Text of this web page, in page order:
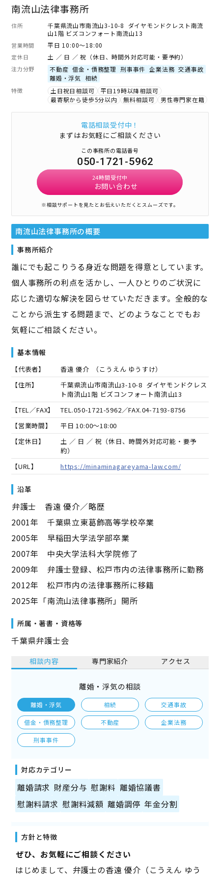
南流山法律事務所
住所
千葉県流山市南流山3-10-8 ダイヤモンドクレスト南流
山1階 ビズコンフォート南流山13
営業時間 平日 10:00～18:00
定休日 土 ／ 日 ／ 祝（休日、時間外対応可能・要予約）
注力分野 不動産 借金・債務整理 刑事事件 企業法務 交通事故
離婚・浮気
相続
特徴 土日祝日相談可
平日19時以降相談可
最寄駅から徒歩5分以内
無料相談可 男性専門家在籍
電話相談受付中！
まずはお気軽にご相談ください
この事務所の電話番号
050-1721-5962
24時間受付中
お問い合わせ
※相談サポートを見たとお伝えいただくとスムーズです。
南流山法律事務所の概要
事務所紹介
誰にでも起こりうる身近な問題を得意としています。
個人事務所の利点を活かし、一人ひとりのご状況に
応じた適切な解決を図らせていただきます。全般的な
ことから派生する問題まで、どのようなことでもお
気軽にご相談ください。
基本情報
【代表者】 香遠 優介 （こうえん ゆうすけ）
【住所】
千葉県流山市南流山3-10-8 ダイヤモンドクレス
ト南流山1階 ビズコンフォート南流山13
【TEL／FAX】
TEL.050-1721-5962／FAX.04-7193-8756
【営業時間】
平日 10:00～18:00
【定休日】
土 ／ 日 ／ 祝（休日、時間外対応可能・要予
約）
【URL】
https://minaminagareyama-law.com/
沿革
――弁護士 香遠 優介／略歴――
2001年 千葉県立東葛飾高等学校卒業
2005年 早稲田大学法学部卒業
2007年 中央大学法科大学院修了
2009年 弁護士登録、松戸市内の法律事務所に勤務
2012年 松戸市内の法律事務所に移籍
2025年「南流山法律事務所」開所
所属・著書・資格等
千葉県弁護士会
相談内容 専門家紹介 アクセス
離婚・浮気の相談
離婚・浮気 相続 交通事故
借金・債務整理 不動産 企業法務
刑事事件
対応カテゴリー
離婚請求 財産分与 慰謝料 離婚協議書
慰謝料請求 慰謝料減額 離婚調停 年金分割
方針と特徴
――ぜひ、お気軽にご相談ください――
はじめまして、弁護士の香遠 優介（こうえん ゆう